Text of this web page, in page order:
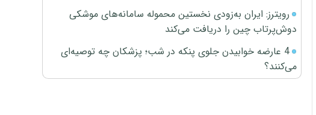
رویترز: ایران به‌زودی نخستین محموله سامانه‌های موشکی
دوش‌پرتاب چین را دریافت می‌کند
4 عارضه خوابیدن جلوی پنکه در شب؛ پزشکان چه توصیه‌ای
می‌کنند؟